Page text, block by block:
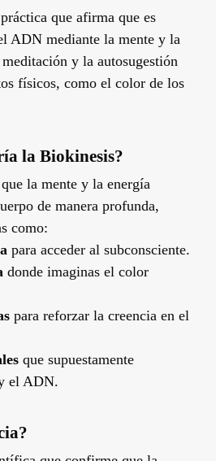
que afirma que es
ADN mediante la mente y la
y la autosugestión
físicos, como el color de los
la Biokinesis?
la mente y la energía
de manera profunda,
como:
para acceder al subconsciente.
donde imaginas el color
para reforzar la creencia en el
que supuestamente
el ADN.